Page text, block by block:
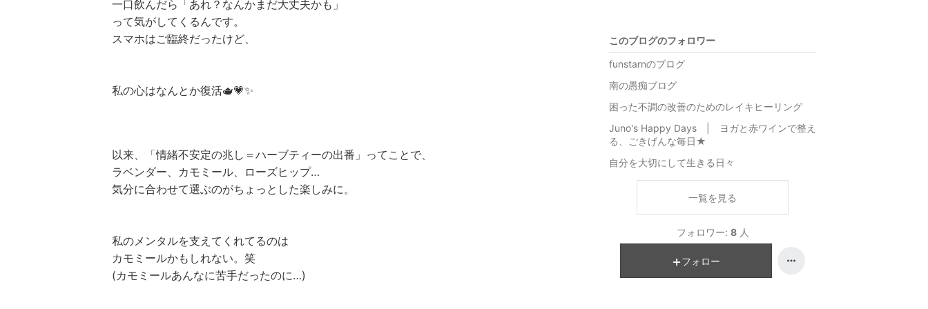
一口飲んだら「あれ？なんかまだ大丈夫かも」
って気がしてくるんです。
スマホはご臨終だったけど、
私の心はなんとか復活🫖💗✨
以来、「情緒不安定の兆し＝ハーブティーの出番」ってことで、
ラベンダー、カモミール、ローズヒップ…
気分に合わせて選ぶのがちょっとした楽しみに。
私のメンタルを支えてくれてるのは
カモミールかもしれない。笑
(カモミールあんなに苦手だったのに…)
このブログのフォロワー
funstarnのブログ
南の愚痴ブログ
困った不調の改善のためのレイキヒーリング
Juno's Happy Days | ヨガと赤ワインで整え
る、ごきげんな毎日★
自分を大切にして生きる日々
一覧を見る
フォロワー: 8 人
フォロー